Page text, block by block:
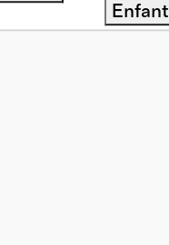
Enfant